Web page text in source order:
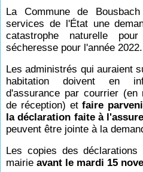
La Commune de
services de l'État une
catastrophe naturelle
sécheresse pour l'année 2022.
Les administrés qui auraient
habitation doivent en
d'assurance par courrier (en
de réception) etfaire
la déclaration faite à
peuvent être jointe à la
Les copies des
mairieavant le mardi 15